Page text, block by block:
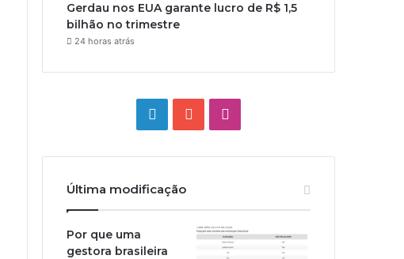
Gerdau nos EUA garante lucro de R$ 1,5
bilhão no trimestre
24 horas atrás
LinkedinYouTube
Última modificação
Por que uma
gestora brasileira